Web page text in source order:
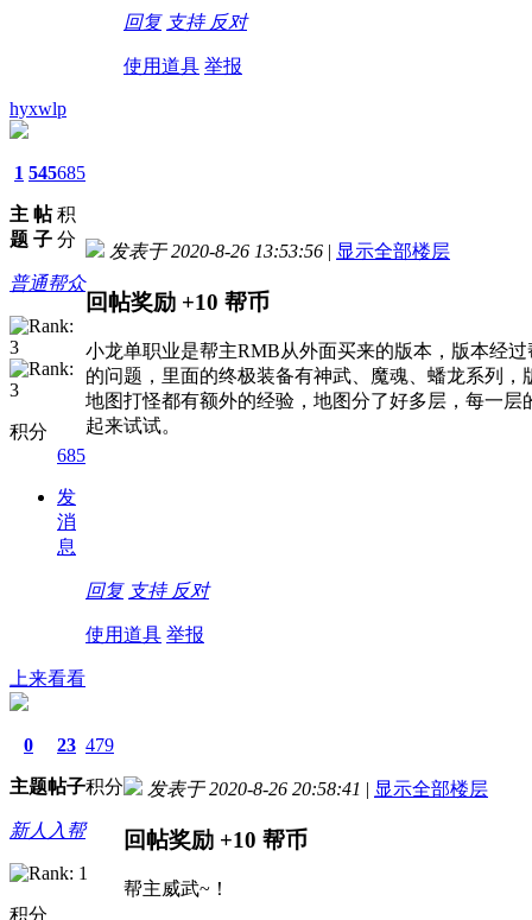
回复 支持 反对
使用道具 举报
hyxwlp
1
主
题
545
帖
子
685
积
分
普通帮众
积分
685
发
消
息
发表于 2020-8-26 13:53:56 | 显示全部楼层
回帖奖励 +10 帮币
小龙单职业是帮主RMB从外面买来的版本，版本经
的问题，里面的终极装备有神武、魔魂、蟠龙系列
地图打怪都有额外的经验，地图分了好多层，每一
起来试试。
回复 支持 反对
使用道具 举报
上来看看
0
主题
23
帖子
479
积分
新人入帮
积分
发表于 2020-8-26 20:58:41 | 显示全部楼层
回帖奖励 +10 帮币
帮主威武~！